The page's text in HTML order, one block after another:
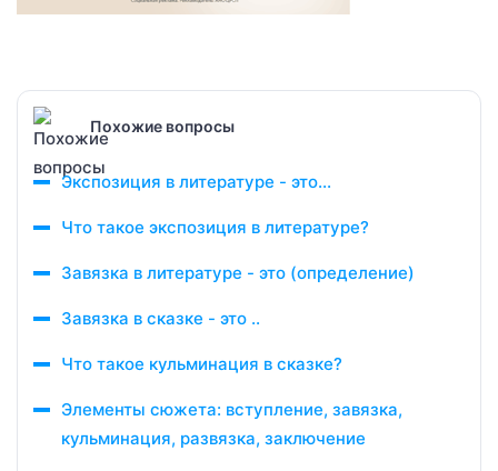
Похожие вопросы
Экспозиция в литературе - это...
Что такое экспозиция в литературе?
Завязка в литературе - это (определение)
Завязка в сказке - это ..
Что такое кульминация в сказке?
Элементы сюжета: вступление, завязка,
кульминация, развязка, заключение